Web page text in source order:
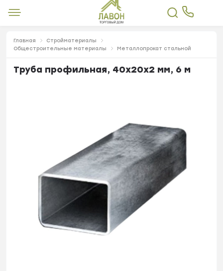
Главная
Стройматериалы
Общестроительные материалы
Металлопрокат стальной
Труба профильная, 40х20х2 мм, 6 м